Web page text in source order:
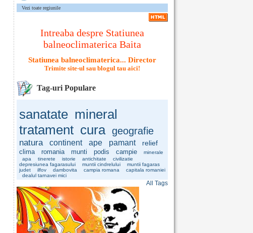
Vezi toate regiunile
Intreaba despre Statiunea
balneoclimaterica Baita
Statiunea balneoclimaterica... Director
Trimite site-ul sau blogul tau aici!
Tag-uri Populare
sanatate mineral
tratament cura geografie
natura continent ape pamant relief
clima romania munti podis campie
minerale
apa
tinerete istorie antichitate
civilizatie
depresiunea fagarasului
muntii cindrelului
muntii fagaras
judet
ilfov dambovita campia romana
capitala romaniei
dealul tarnavei mici
All Tags